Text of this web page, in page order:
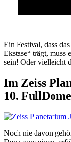
Ein Festival, dass
Ekstase“ trägt, muss
sein! Oder vielleicht
Im Zeiss
10.
Noch nie davon